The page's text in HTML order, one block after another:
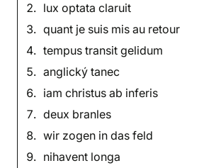
lux optata claruit
quant je suis mis au retour
tempus transit gelidum
anglický tanec
iam christus ab inferis
deux branles
wir zogen in das feld
nihavent longa